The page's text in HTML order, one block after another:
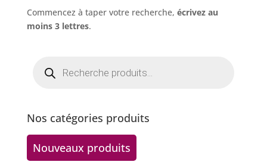
Commencez à taper votre recherche, écrivez au
moins 3 lettres.
produits
Nos catégories produits
Nouveaux produits